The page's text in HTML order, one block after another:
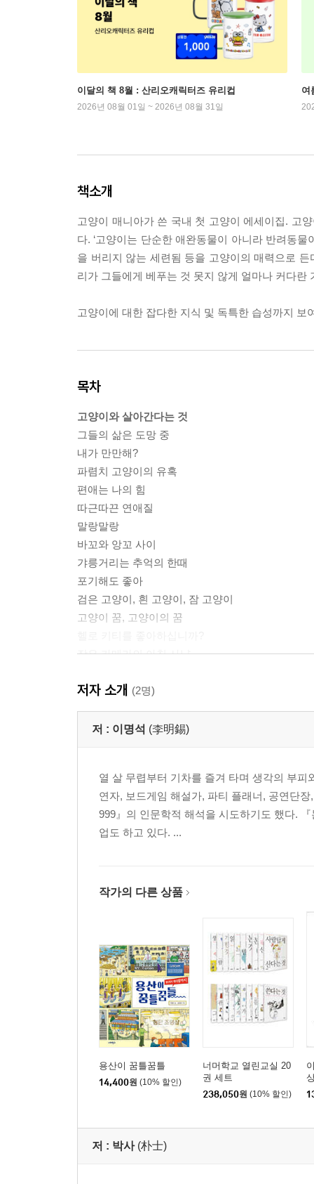
이달의 책 8월 : 산리오캐릭터즈 유리컵
2026년 08월 01일 ~ 2026년 08월 31일
여
책소개
고양이 매니아가 쓴 국내 첫 고양이 에세이집. 고
다. ‘고양이는 단순한 애완동물이 아니라 반려동
을 버리지 않는 세련됨 등을 고양이의 매력으로
리가 그들에게 베푸는 것 못지 않게 얼마나 커다
고양이에 대한 잡다한 지식 및 독특한 습성까지
목차
고양이와 살아간다는 것
그들의 삶은 도망 중
내가 만만해?
파렴치 고양이의 유혹
편애는 나의 힘
따근따끈 연애질
말랑말랑
바꼬와 앙꼬 사이
갸릉거리는 추억의 한때
포기해도 좋아
검은 고양이, 흰 고양이, 잠 고양이
고양이 꿈, 고양이의 꿈
작은 카메라의 아침 사냥
나는 육식동물을 사랑한다
요 사장님의 채식 카페
우리가 애써서 해줄 수 있는 것
고양이가 애쓰지 않고 해줄 수 있는 것
어처구니 없고 터무니없는 고양이 백과사전
고양이는 어떻게 인간과 살게 되었나?
한 여름밤의 고양이 극장
고양이 칵테일엔 설탕을 넣지 마세요
들어가며
이 책에 등장하는 주요 고양이들
저자 소개 (2명)
저 : 이명석 (李明錫)
열 살 무렵부터 기차를 즐겨 타며 생각의 부
연자, 보드게임 해설가, 파티 플래너, 공연단
999』의 인문학적 해석을 시도하기도 했다.
업도 하고 있다. ...
작가의 다른 상품
용산이 꿈틀꿈틀
14,400원 (10% 할인)
너머학교 열린교실 20
권 세트
238,050원 (10% 할인)
저 : 박사 (朴士)